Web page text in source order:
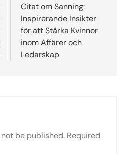
Citat om Sanning:
Inspirerande Insikter
för att Stärka Kvinnor
inom Affärer och
Ledarskap
be published. Required